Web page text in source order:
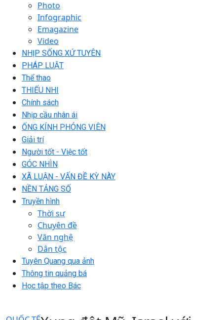
Photo
Infographic
Emagazine
Video
NHỊP SỐNG XỨ TUYÊN
PHÁP LUẬT
Thể thao
THIẾU NHI
Chính sách
Nhịp cầu nhân ái
ỐNG KÍNH PHÓNG VIÊN
Giải trí
Người tốt - Việc tốt
GÓC NHÌN
XÃ LUẬN - VẤN ĐỀ KỲ NÀY
NỀN TẢNG SỐ
Truyền hình
Thời sự
Chuyên đề
Văn nghệ
Dân tộc
Tuyên Quang qua ảnh
Thông tin quảng bá
Học tập theo Bác